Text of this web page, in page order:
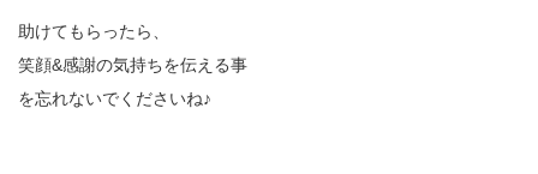
助けてもらったら、
笑顔&感謝の気持ちを伝える事
を忘れないでくださいね♪